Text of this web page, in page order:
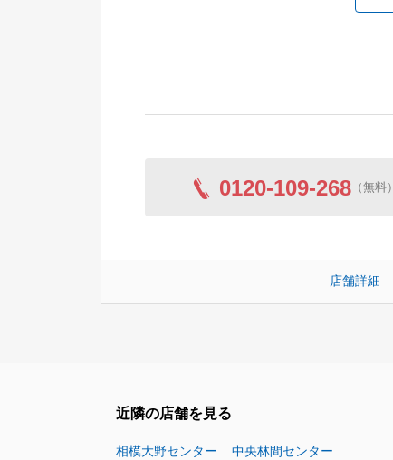
0120-109-268（無料）
店舗詳細
近隣の店舗を見る
相模大野センター 中央林間センター